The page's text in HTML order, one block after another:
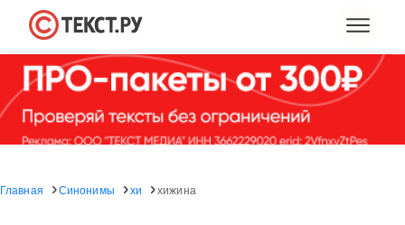
Главная Синонимы хи хижина